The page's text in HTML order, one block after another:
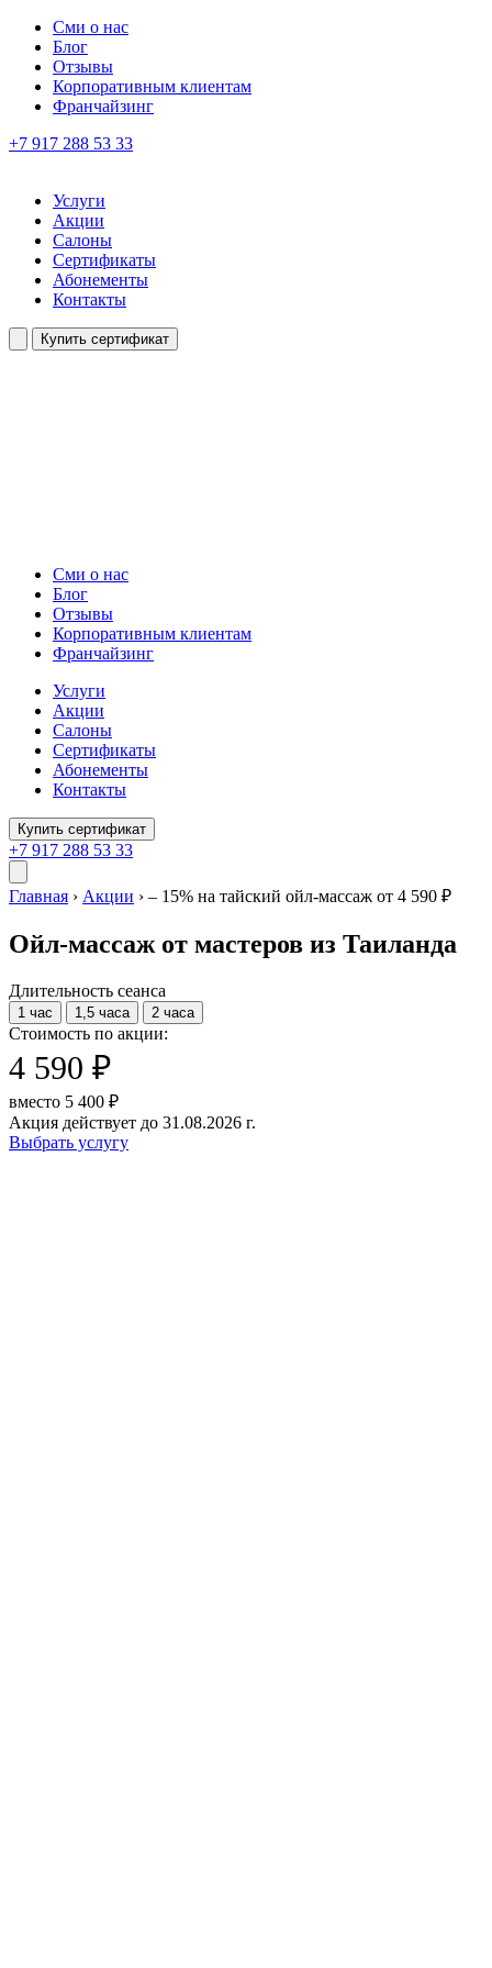
Сми о нас
Блог
Отзывы
Корпоративным клиентам
Франчайзинг
+7 917 288 53 33
Услуги
Акции
Салоны
Сертификаты
Абонементы
Контакты
Купить сертификат
Сми о нас
Блог
Отзывы
Корпоративным клиентам
Франчайзинг
Услуги
Акции
Салоны
Сертификаты
Абонементы
Контакты
Купить сертификат
+7 917 288 53 33
Главная › Акции › – 15% на тайский ойл-массаж от 4 590 ₽
Ойл-массаж от мастеров из Таиланда
Длительность сеанса
1 час 1,5 часа 2 часа
Стоимость по акции:
4 590 ₽
вместо 5 400 ₽
Акция действует до 31.08.2026 г.
Выбрать услугу